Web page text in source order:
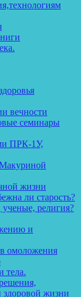
вечности
семинары
ПРК-1У,
жизни
ли старость?
религия?
и
омоложения
тела.
жизни